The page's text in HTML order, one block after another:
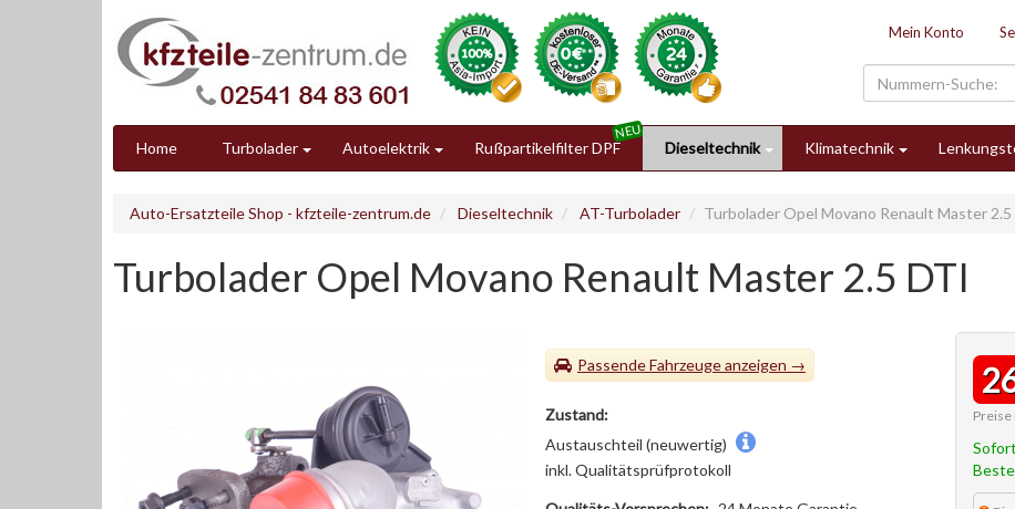
Mein Konto
Home Turbolader Autoelektrik Rußpartikelfilter DPF Dieseltechnik Klimatechnik
Auto-Ersatzteile Shop - kfzteile-zentrum.de Dieseltechnik AT-Turbolader Turbolader Opel Movano Renault Master 2.5
Turbolader Opel Movano Renault Master 2.5 DTI
Passende Fahrzeuge
Zustand:
Austauschteil (neuwertig)
inkl. Qualitätsprüfprotokoll
Preise